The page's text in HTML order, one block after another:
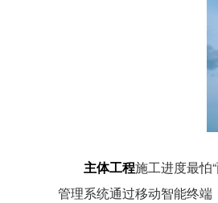
主体工程施工进度最怕
管理系统通过移动智能终端